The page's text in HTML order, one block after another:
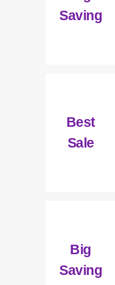
Saving
Best
Sale
Big
Saving